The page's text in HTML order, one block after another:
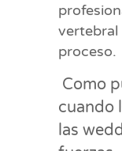
vertebral
proceso.
Como
cuando
las